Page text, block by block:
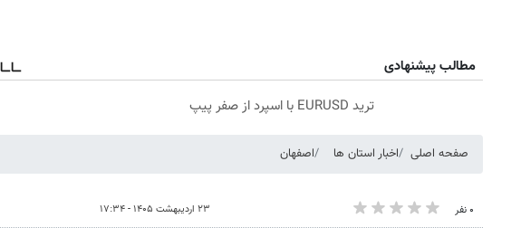
مطالب پیشنهادی
ترید EURUSD با اسپرد از صفر پیپ
صفحه اصلی اخبار استان ها اصفهان
۰ نفر ۲۳ اردیبهشت ۱۴۰۵ - ۱۷:۳۴